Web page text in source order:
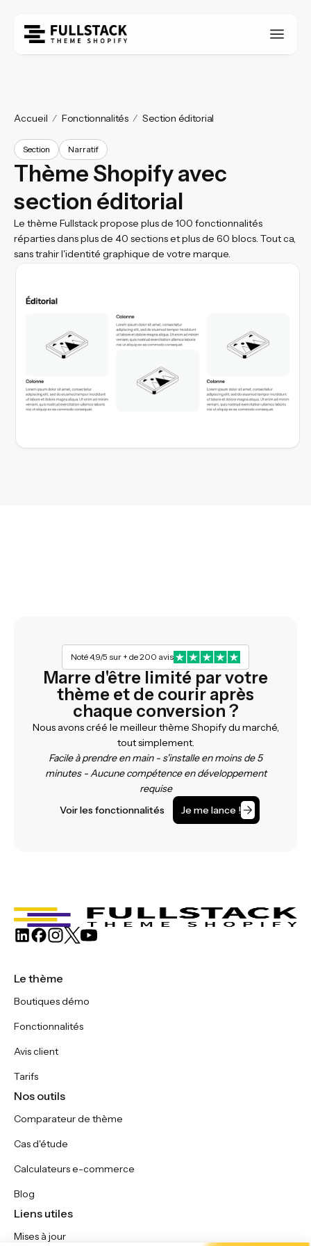
Accueil Fonctionnalités Section éditorial
Section Narratif
Thème Shopify avec
section éditorial
Le thème Fullstack propose plus de 100 fonctionnalités
réparties dans plus de 40 sections et plus de 60 blocs. Tout ca,
sans trahir l'identité graphique de votre marque.
Noté 4,9/5 sur + de 200 avis
Marre d'être limité par votre
thème et de courir après
chaque conversion ?
Nous avons créé le meilleur thème Shopify du marché,
tout simplement.
Facile à prendre en main - s'installe en moins de 5
minutes - Aucune compétence en développement
requise
Voir les fonctionnalités
Je me lance !
Le thème
Boutiques démo
Fonctionnalités
Avis client
Tarifs
Nos outils
Comparateur de thème
Cas d'étude
Calculateurs e-commerce
Blog
Liens utiles
Mises à jour